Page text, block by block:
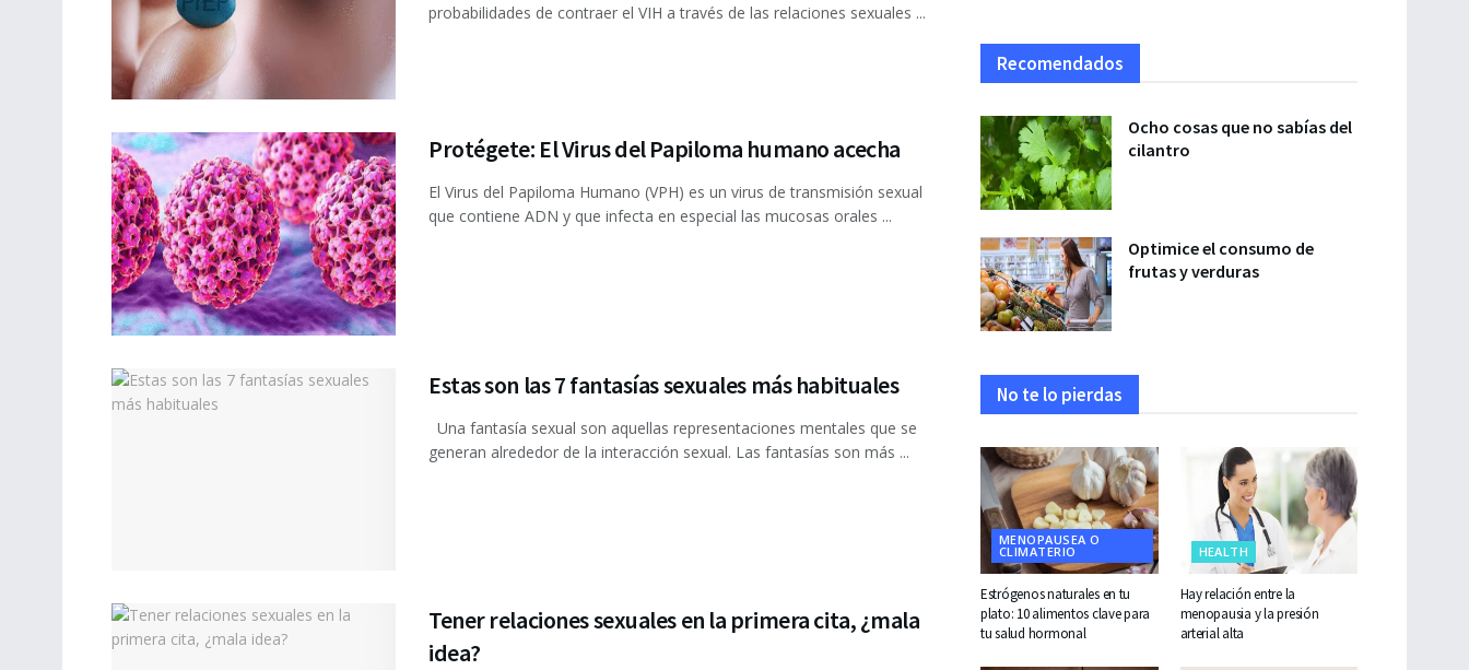
probabilidades de contraer el VIH a través de las relaciones sexuales ...
Protégete: El Virus del Papiloma humano acecha
El Virus del Papiloma Humano (VPH) es un virus de transmisión sexual
que contiene ADN y que infecta en especial las mucosas orales ...
Estas son las 7 fantasías sexuales más habituales
Una fantasía sexual son aquellas representaciones mentales que se
generan alrededor de la interacción sexual. Las fantasías son más ...
Tener relaciones sexuales en la primera cita, ¿mala
idea?
Recomendados
Ocho cosas que no sabías del
cilantro
Optimice el consumo de
frutas y verduras
No te lo pierdas
MENOPAUSEA O
CLIMATERIO
Estrógenos naturales en tu
plato: 10 alimentos clave para
tu salud hormonal
HEALTH
Hay relación entre la
menopausia y la presión
arterial alta